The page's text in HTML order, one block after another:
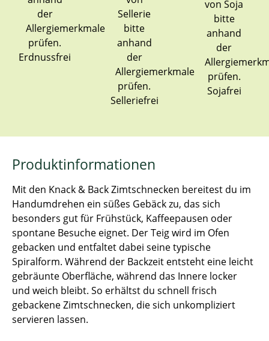
Erdnussfrei
Selleriefrei
Sojafrei
Produktinformationen
Mit den Knack & Back Zimtschnecken bereitest du im
Handumdrehen ein süßes Gebäck zu, das sich
besonders gut für Frühstück, Kaffeepausen oder
spontane Besuche eignet. Der Teig wird im Ofen
gebacken und entfaltet dabei seine typische
Spiralform. Während der Backzeit entsteht eine leicht
gebräunte Oberfläche, während das Innere locker
und weich bleibt. So erhältst du schnell frisch
gebackene Zimtschnecken, die sich unkompliziert
servieren lassen.